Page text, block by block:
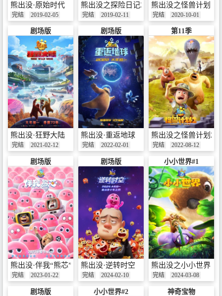
熊出没·原始时代
完结 2019-02-05
熊出没之探险日记2
完结 2019-02-11
熊出没之怪兽计划
完结 2020-10-01
剧场版
熊出没·狂野大陆
完结 2021-02-12
剧场版
熊出没·重返地球
完结 2022-02-01
第11季
熊出没之怪兽计划2
完结 2022-08-12
剧场版
熊出没·伴我“熊芯”
完结 2023-01-22
剧场版
熊出没·逆转时空
完结 2024-02-10
小小世界#1
熊出没之小小世界
完结 2024-03-08
剧场版 小小世界#2 神奇宝物